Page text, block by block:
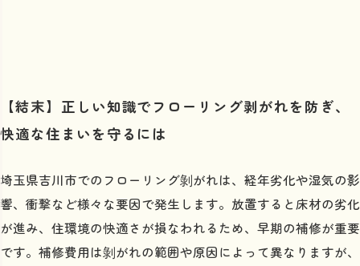
【結末】正しい知識でフローリング剥がれを防ぎ、
快適な住まいを守るには
埼玉県吉川市でのフローリング剝がれは、経年劣化や湿気の影
響、衝撃など様々な要因で発生します。放置すると床材の劣化
が進み、住環境の快適さが損なわれるため、早期の補修が重要
です。補修費用は剝がれの範囲や原因によって異なりますが、